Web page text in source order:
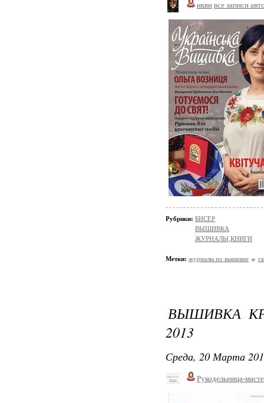
икви все записи
Рубрики: БИСЕР
ВЫШИВКА
ЖУРНАЛЫ,КНИГИ
Метки: журналы по вышивке
ВЫШИВКА
2013
Среда, 20 Марта
Рукодельница-